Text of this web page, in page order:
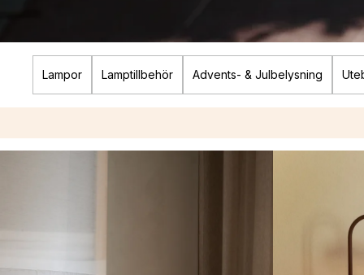
Lampor Lamptillbehör Advents- & Julbelysning